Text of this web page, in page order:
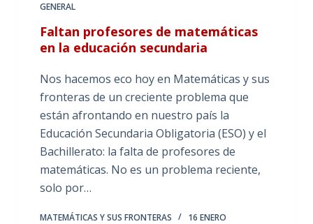
GENERAL
Faltan profesores de matemáticas
en la educación secundaria
Nos hacemos eco hoy en Matemáticas y sus
fronteras de un creciente problema que
están afrontando en nuestro país la
Educación Secundaria Obligatoria (ESO) y el
Bachillerato: la falta de profesores de
matemáticas. No es un problema reciente,
solo por…
MATEMÁTICAS Y SUS FRONTERAS
16 ENERO